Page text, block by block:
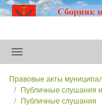
menu
Правовые акты
Публичные слушания
Публичные слушания